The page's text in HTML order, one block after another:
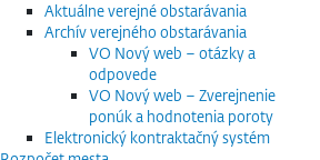
Aktuálne verejné obstarávania
Archív verejného obstarávania
VO Nový web – otázky a
odpovede
VO Nový web – Zverejnenie
ponúk a hodnotenia poroty
Elektronický kontraktačný systém